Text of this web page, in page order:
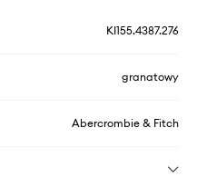
KI155.4387.276
granatowy
Abercrombie & Fitch